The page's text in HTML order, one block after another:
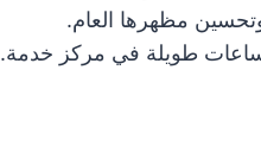
مظهرها العام.
ساعات طويلة في مركز خدمة.